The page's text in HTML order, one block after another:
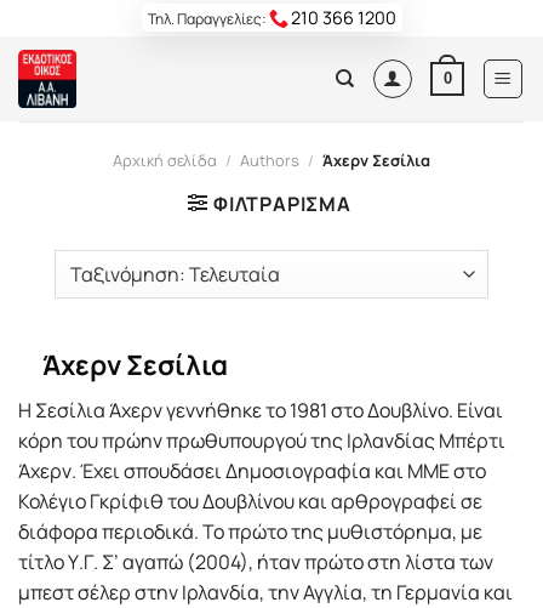
content
Τηλ. Παραγγελίες: 210 366 1200
0
Αρχική σελίδα / Authors / Άχερν Σεσίλια
ΦΙΛΤΡΆΡΙΣΜΑ
Άχερν Σεσίλια
Η Σεσίλια Άχερν γεννήθηκε το 1981 στο Δουβλίνο. Είναι
κόρη του πρώην πρωθυπουργού της Ιρλανδίας Μπέρτι
Άχερν. Έχει σπουδάσει Δημοσιογραφία και ΜΜΕ στο
Κολέγιο Γκρίφιθ του Δουβλίνου και αρθρογραφεί σε
διάφορα περιοδικά. Το πρώτο της μυθιστόρημα, με
τίτλο Υ.Γ. Σ’ αγαπώ (2004), ήταν πρώτο στη λίστα των
μπεστ σέλερ στην Ιρλανδία, την Αγγλία, τη Γερμανία και